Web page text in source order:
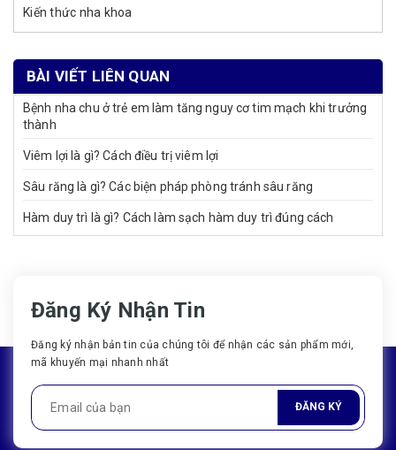
Kiến thức nha khoa
BÀI VIẾT LIÊN QUAN
Bệnh nha chu ở trẻ em làm tăng nguy cơ tim mạch khi trưởng
thành
Viêm lợi là gì? Cách điều trị viêm lợi
Sâu răng là gì? Các biện pháp phòng tránh sâu răng
Hàm duy trì là gì? Cách làm sạch hàm duy trì đúng cách
Đăng Ký Nhận Tin
Đăng ký nhận bản tin của chúng tôi để nhận các sản phẩm mới,
mã khuyến mại nhanh nhất
ĐĂNG KÝ